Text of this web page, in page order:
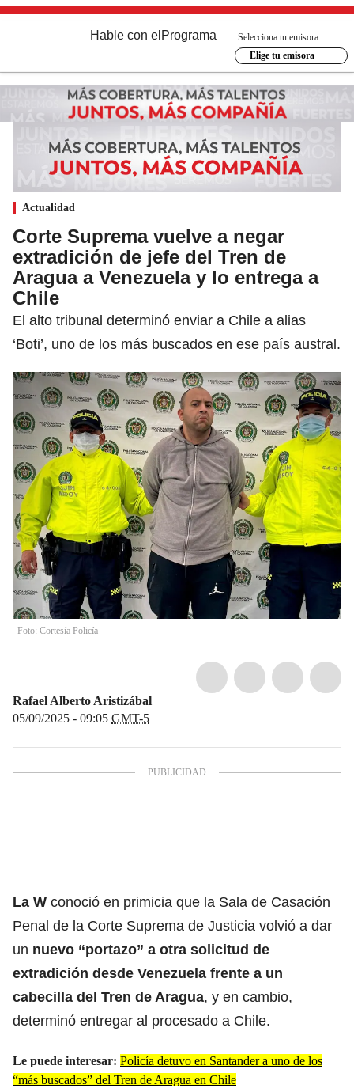
Hable con el Programa
Selecciona tu emisora
Elige tu emisora
Actualidad
Corte Suprema vuelve a negar
extradición de jefe del Tren de
Aragua a Venezuela y lo entrega a
Chile
El alto tribunal determinó enviar a Chile a alias
‘Boti’, uno de los más buscados en ese país austral.
Foto: Cortesía Policía
Rafael Alberto Aristizábal
05/09/2025 - 09:05 GMT-5
La W conoció en primicia que la Sala de Casación
Penal de la Corte Suprema de Justicia volvió a dar
un nuevo “portazo” a otra solicitud de
extradición desde Venezuela frente a un
cabecilla del Tren de Aragua, y en cambio,
determinó entregar al procesado a Chile.
Le puede interesar: Policía detuvo en Santander a uno de los
“más buscados” del Tren de Aragua en Chile